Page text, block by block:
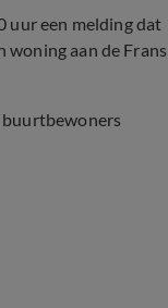
uur een melding dat
woning aan de Frans
buurtbewoners